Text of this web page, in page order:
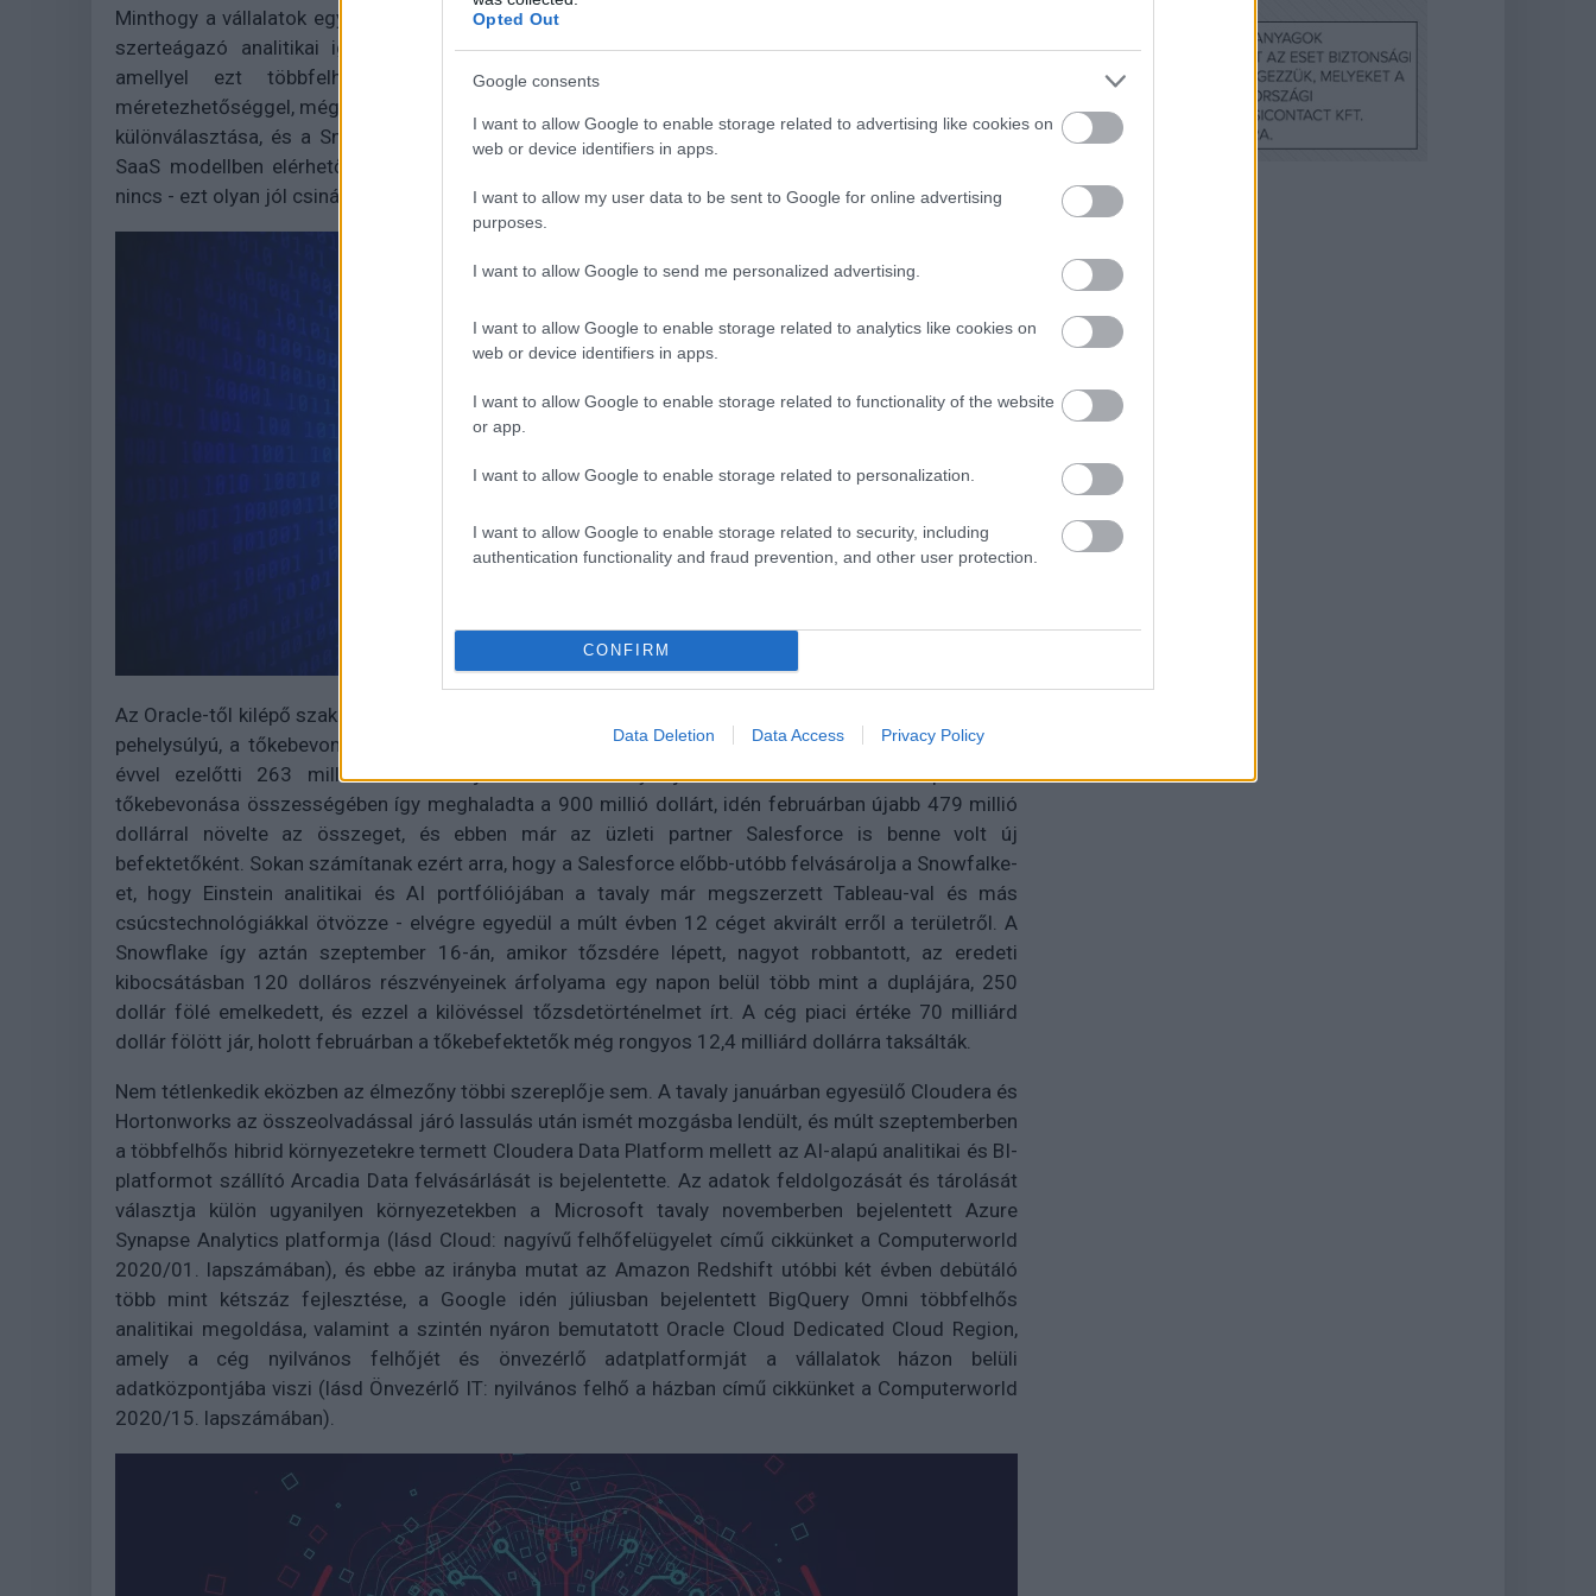
Opted Out
Google consents
I want to allow Google to enable storage related to advertising like cookies on
web or device identifiers in apps.
I want to allow my user data to be sent to Google for online advertising
purposes.
I want to allow Google to send me personalized advertising.
I want to allow Google to enable storage related to analytics like cookies on
web or device identifiers in apps.
I want to allow Google to enable storage related to functionality of the website
or app.
I want to allow Google to enable storage related to personalization.
I want to allow Google to enable storage related to security, including
authentication functionality and fraud prevention, and other user protection.
CONFIRM
Data Deletion Data Access Privacy Policy
Minthogy a vállalatok egyre több adatforrásból mind több adatot elemeznek mind több felhasználó
szerteágazó analitikai igényeinek kiszolgálására, olyan modern adatplatformra van szükségük,
amellyel ezt többfelhős és hibrid környezetben, nagy teljesítménnyel és rugalmas
méretezhetőséggel, mégis költséghatékonyan megoldhatják. A titok nyitja a feldolgozás és a tárolás
különválasztása, és a Snowflake felhőalapú, egyedi architektúrára, valamint új SQL motorra épülő,
SaaS modellben elérhető analitikai adattárháza - bár házon belül bevezethető változata egyelőre
nincs - ezt olyan jól csinálja, hogy az a befektetők figyelmét sem kerüli el.
Az Oracle-től kilépő szakemberek által 2012-ben alapított kaliforniai cég nevére rácáfolva korántsem
pehelysúlyú, a tőkebevonásoktól és felvásárlásoktól zajos piacon pénzmágnesként is kitűnik: a két
évvel ezelőtti 263 millió dolláros injekció után tavaly újabb 450 millió dollárt kapott. Bár
tőkebevonása összességében így meghaladta a 900 millió dollárt, idén februárban újabb 479 millió
dollárral növelte az összeget, és ebben már az üzleti partner Salesforce is benne volt új
befektetőként. Sokan számítanak ezért arra, hogy a Salesforce előbb-utóbb felvásárolja a Snowfalke-
et, hogy Einstein analitikai és AI portfóliójában a tavaly már megszerzett Tableau-val és más
csúcstechnológiákkal ötvözze - elvégre egyedül a múlt évben 12 céget akvirált erről a területről. A
Snowflake így aztán szeptember 16-án, amikor tőzsdére lépett, nagyot robbantott, az eredeti
kibocsátásban 120 dolláros részvényeinek árfolyama egy napon belül több mint a duplájára, 250
dollár fölé emelkedett, és ezzel a kilövéssel tőzsdetörténelmet írt. A cég piaci értéke 70 milliárd
dollár fölött jár, holott februárban a tőkebefektetők még rongyos 12,4 milliárd dollárra taksálták.
Nem tétlenkedik eközben az élmezőny többi szereplője sem. A tavaly januárban egyesülő Cloudera és
Hortonworks az összeolvadással járó lassulás után ismét mozgásba lendült, és múlt szeptemberben
a többfelhős hibrid környezetekre termett Cloudera Data Platform mellett az AI-alapú analitikai és BI-
platformot szállító Arcadia Data felvásárlását is bejelentette. Az adatok feldolgozását és tárolását
választja külön ugyanilyen környezetekben a Microsoft tavaly novemberben bejelentett Azure
Synapse Analytics platformja (lásd Cloud: nagyívű felhőfelügyelet című cikkünket a Computerworld
2020/01. lapszámában), és ebbe az irányba mutat az Amazon Redshift utóbbi két évben debütáló
több mint kétszáz fejlesztése, a Google idén júliusban bejelentett BigQuery Omni többfelhős
analitikai megoldása, valamint a szintén nyáron bemutatott Oracle Cloud Dedicated Cloud Region,
amely a cég nyilvános felhőjét és önvezérlő adatplatformját a vállalatok házon belüli
adatközpontjába viszi (lásd Önvezérlő IT: nyilvános felhő a házban című cikkünket a Computerworld
2020/15. lapszámában).